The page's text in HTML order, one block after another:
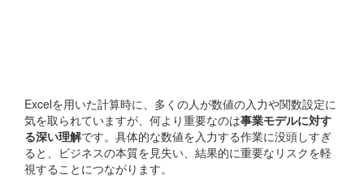
Excelを用いた計算時に、多くの人が数値の入力や関数設定に
気を取られていますが、何より重要なのは事業モデルに対す
る深い理解です。具体的な数値を入力する作業に没頭しすぎ
ると、ビジネスの本質を見失い、結果的に重要なリスクを軽
視することにつながります。